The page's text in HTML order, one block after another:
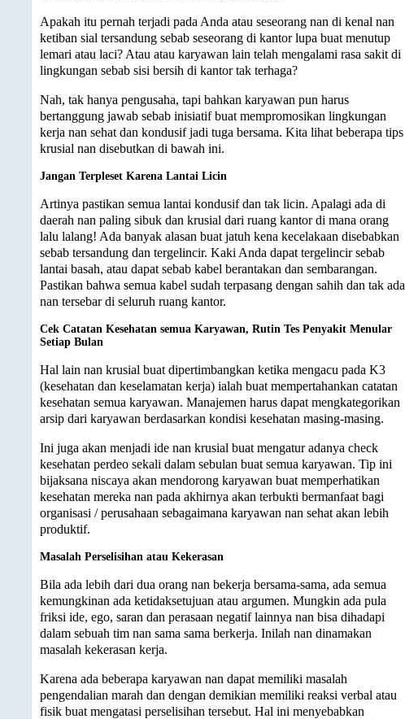
Apakah itu pernah terjadi pada Anda atau seseorang nan di kenal nan
ketiban sial tersandung sebab seseorang di kantor lupa buat menutup
lemari atau laci? Atau atau karyawan lain telah mengalami rasa sakit di
lingkungan sebab sisi bersih di kantor tak terhaga?
Nah, tak hanya pengusaha, tapi bahkan karyawan pun harus
bertanggung jawab sebab inisiatif buat mempromosikan lingkungan
kerja nan sehat dan kondusif jadi tuga bersama. Kita lihat beberapa tips
krusial nan disebutkan di bawah ini.
Jangan Terpleset Karena Lantai Licin
Artinya pastikan semua lantai kondusif dan tak licin. Apalagi ada di
daerah nan paling sibuk dan krusial dari ruang kantor di mana orang
lalu lalang! Ada banyak alasan buat jatuh kena kecelakaan disebabkan
sebab tersandung dan tergelincir. Kaki Anda dapat tergelincir sebab
lantai basah, atau dapat sebab kabel berantakan dan sembarangan.
Pastikan bahwa semua kabel sudah terpasang dengan sahih dan tak ada
nan tersebar di seluruh ruang kantor.
Cek Catatan Kesehatan semua Karyawan, Rutin Tes Penyakit Menular
Setiap Bulan
Hal lain nan krusial buat dipertimbangkan ketika mengacu pada K3
(kesehatan dan keselamatan kerja) ialah buat mempertahankan catatan
kesehatan semua karyawan. Manajemen harus dapat mengkategorikan
arsip dari karyawan berdasarkan kondisi kesehatan masing-masing.
Ini juga akan menjadi ide nan krusial buat mengatur adanya check
kesehatan perdeo sekali dalam sebulan buat semua karyawan. Tip ini
bijaksana niscaya akan mendorong karyawan buat memperhatikan
kesehatan mereka nan pada akhirnya akan terbukti bermanfaat bagi
organisasi / perusahaan sebagaimana karyawan nan sehat akan lebih
produktif.
Masalah Perselisihan atau Kekerasan
Bila ada lebih dari dua orang nan bekerja bersama-sama, ada semua
kemungkinan ada ketidaksetujuan atau argumen. Mungkin ada pula
friksi ide, ego, saran dan perasaan negatif lainnya nan bisa dihadapi
dalam sebuah tim nan sama sama berkerja. Inilah nan dinamakan
masalah kekerasan kerja.
Karena ada beberapa karyawan nan dapat memiliki masalah
pengendalian marah dan dengan demikian memiliki reaksi verbal atau
fisik buat mengatasi perselisihan tersebut. Hal ini menyebabkan